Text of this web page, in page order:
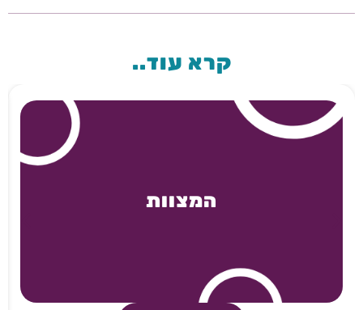
קרא עוד..
המצוות